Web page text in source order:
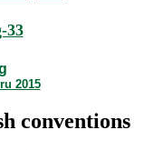
2015
conventions